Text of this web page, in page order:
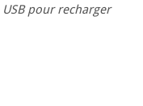
pour recharger